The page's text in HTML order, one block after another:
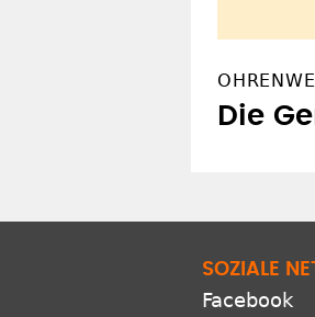
Die
SOZIALE
Facebook